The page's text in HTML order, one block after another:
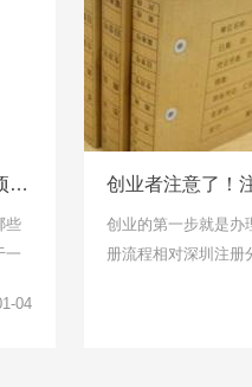
深圳公司工商变更登记有哪些项目？
些
一
04
创业的第一步就是办
册流程相对深圳注册